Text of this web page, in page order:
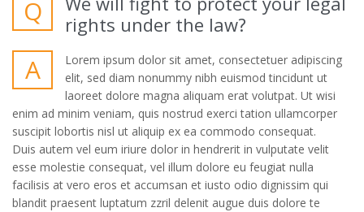
hermes kellyLouboutin Outlet Italia Scarpe Christian Louboutin
Outlet
Q
rights under the law?
A
Lorem ipsum dolor sit amet, consectetuer adipiscing
elit, sed diam nonummy nibh euismod tincidunt ut
laoreet dolore magna aliquam erat volutpat. Ut wisi
enim ad minim veniam, quis nostrud exerci tation ullamcorper
suscipit lobortis nisl ut aliquip ex ea commodo consequat.
Duis autem vel eum iriure dolor in hendrerit in vulputate velit
esse molestie consequat, vel illum dolore eu feugiat nulla
facilisis at vero eros et accumsan et iusto odio dignissim qui
blandit praesent luptatum zzril delenit augue duis dolore te